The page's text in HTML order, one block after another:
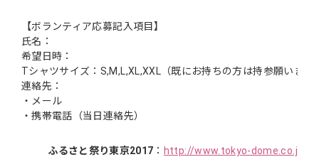
【ボランティア応募記入項目】
氏名：
希望日時：
Tシャツサイズ：S,M,L,XL,XXL（既にお持ちの方は持参願います
連絡先：
・メール
・携帯電話（当日連絡先）
ふるさと祭り東京2017 ： http://www.tokyo-dome.co.jp/